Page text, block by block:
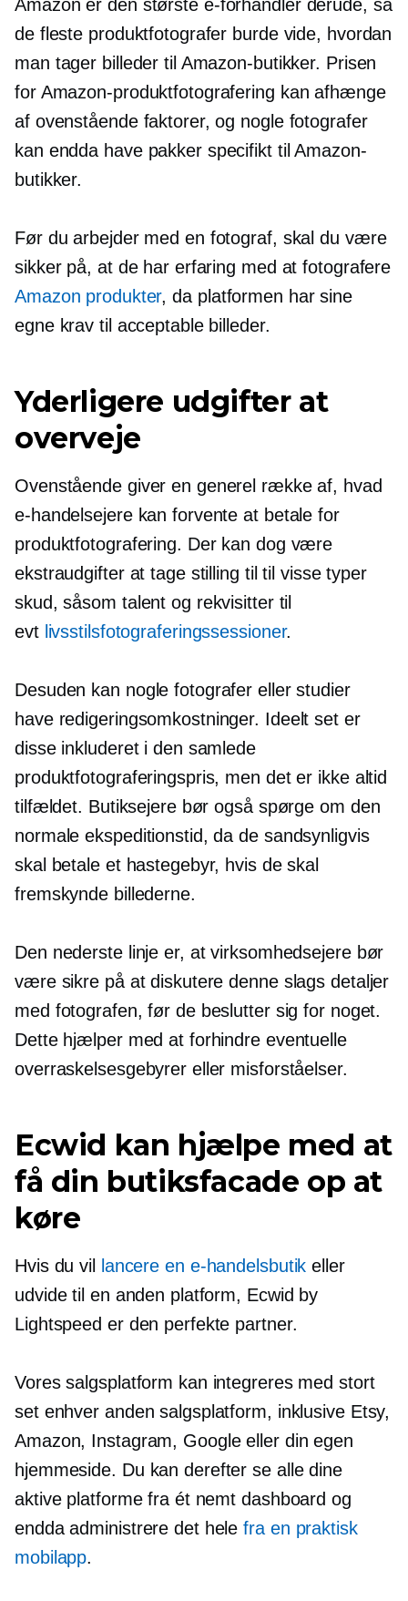
Amazon er den største e-forhandlerderude, så
de fleste produktfotografer burde vide, hvordan
man tager billeder til Amazon-butikker. Prisen
for Amazon-produktfotografering kan afhænge
af ovenstående faktorer, og nogle fotografer
kan endda have pakker specifikt til Amazon-
butikker.
Før du arbejder med en fotograf, skal du være
sikker på, at de har erfaring med at fotografere
Amazon produkter, da platformen har sine
egne krav til acceptable billeder.
Yderligere udgifter at
overveje
Ovenstående giver en generel række af, hvad
e-handelsejere kan forvente at betale for
produktfotografering. Der kan dog være
ekstraudgifter at tage stilling til til visse typer
skud, såsom talent og rekvisitter til
evt livsstilsfotograferingssessioner.
Desuden kan nogle fotografer eller studier
have redigeringsomkostninger. Ideelt set er
disse inkluderet i den samlede
produktfotograferingspris, men det er ikke altid
tilfældet. Butiksejere bør også spørge om den
normale ekspeditionstid, da de sandsynligvis
skal betale et hastegebyr, hvis de skal
fremskynde billederne.
Den nederste linje er, at virksomhedsejere bør
være sikre på at diskutere denne slags detaljer
med fotografen, før de beslutter sig for noget.
Dette hjælper med at forhindre eventuelle
overraskelsesgebyrer eller misforståelser.
Ecwid kan hjælpe med at
få din butiksfacade op at
køre
Hvis du vil lancere en e-handelsbutik eller
udvide til en anden platform, Ecwid by
Lightspeed er den perfekte partner.
Vores salgsplatform kan integreres med stort
set enhver anden salgsplatform, inklusive Etsy,
Amazon, Instagram, Google eller din egen
hjemmeside. Du kan derefter se alle dine
aktive platforme fra ét nemt dashboard og
endda administrere det helefra en praktisk
mobilapp.